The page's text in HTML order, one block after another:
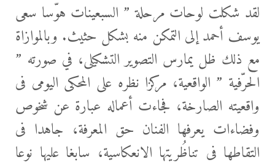
لقد شكلت لوحات مرحلة ” السبعينات هوّسا سعى
يوسف أحمد إلى التمكن منه بشكل حثيث. وبالموازاة
مع ذلك ظل يمارس التصوير التشكيلى، في صورته ”
الحرّفية ” الواقعية، مركزا نظره على المحكى اليومى فى
واقعيته الصارخة، فجاءت أعماله عبارة عن شخوص
وفضاءات يعرفها الفنان حق المعرفة، جاهدا فى
التقاطها فى تناظُريتها الانعكاسية، سابغا عليها نوعا